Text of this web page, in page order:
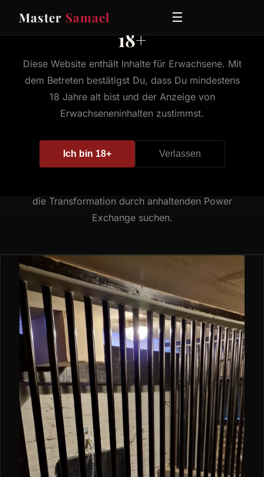
18+
Diese Website enthält Inhalte für Erwachsene. Mit
dem Betreten bestätigst Du, dass Du mindestens
18 Jahre alt bist und der Anzeige von
Erwachseneninhalten zustimmst.
Ich bin 18+ Verlassen
Master Samael ☰
SIGNATURE EXPERIENCE
In-Depth Sessions
Rollenspiel, extensives SM und konsequente D/s-
Strukturen. Dies sind keine längeren Sessions - es
die Transformation durch anhaltenden Power
Exchange suchen.